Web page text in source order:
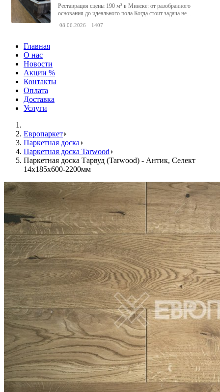
Реставрация сцены 190 м² в Минске: от разобранного
основания до идеального пола Когда стоит задача не...
08.06.2026 1407
Главная
О нас
Новости
Акции %
Контакты
Оплата
Доставка
Услуги
Европаркет
Паркетная доска
Паркетная доска Tarwood
Паркетная доска Тарвуд (Tarwood) - Антик, Селект
14х185х600-2200мм